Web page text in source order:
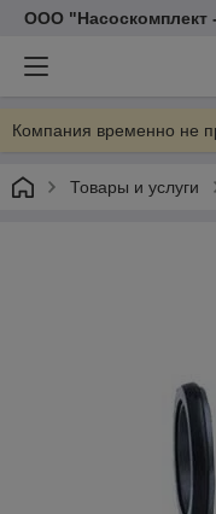
ООО "Насоскомплект
Компания временно не
Товары и услуги